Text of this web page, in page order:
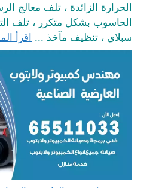
الحرارة الزائدة ، تلف معالج
الحاسوب بشكل متكرر ، تلف
سبلاي ، تنظيف مآخذ ... اقرأ